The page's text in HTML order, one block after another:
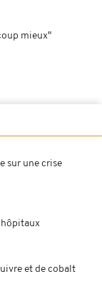
mieux"
sur une crise
hôpitaux
et de cobalt